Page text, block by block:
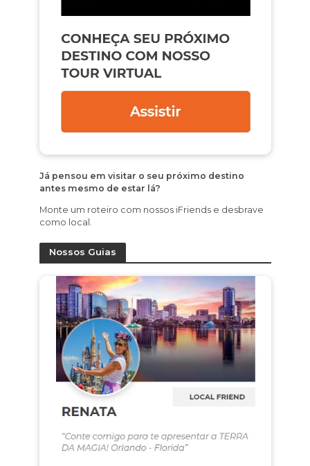
Já pensou em visitar o seu próximo destino
antes mesmo de estar lá?
Monte um roteiro com nossos iFriends e desbrave
como local.
Nossos Guias